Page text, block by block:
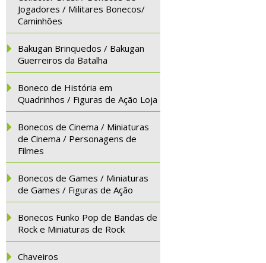
Jogadores / Militares Bonecos/
Caminhões
Bakugan Brinquedos / Bakugan
Guerreiros da Batalha
Boneco de História em
Quadrinhos / Figuras de Ação Loja
Bonecos de Cinema / Miniaturas
de Cinema / Personagens de
Filmes
Bonecos de Games / Miniaturas
de Games / Figuras de Ação
Bonecos Funko Pop de Bandas de
Rock e Miniaturas de Rock
Chaveiros